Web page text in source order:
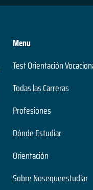
Menu
Test Orientación
Todas las Carreras
Profesiones
Dónde Estudiar
Orientación
Sobre Nosequeestudiar